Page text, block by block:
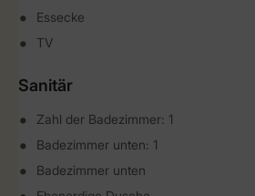
Essecke
TV
Sanitär
Zahl der Badezimmer: 1
Badezimmer unten: 1
Badezimmer unten